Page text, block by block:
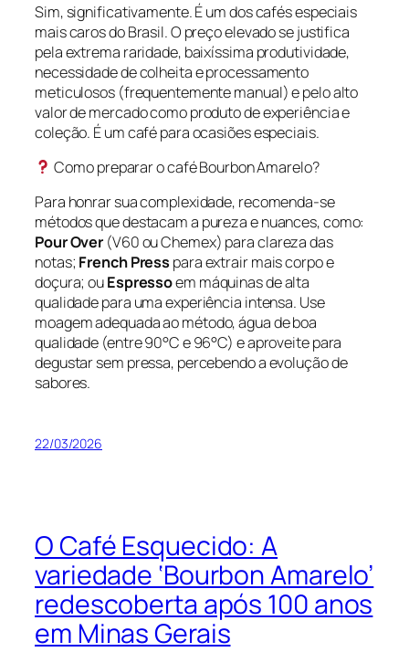
Sim, significativamente. É um dos cafés especiais
mais caros do Brasil. O preço elevado se justifica
pela extrema raridade, baixíssima produtividade,
necessidade de colheita e processamento
meticulosos (frequentemente manual) e pelo alto
valor de mercado como produto de experiência e
coleção. É um café para ocasiões especiais.
Como preparar o café Bourbon Amarelo?
Para honrar sua complexidade, recomenda-se
métodos que destacam a pureza e nuances, como:
Pour Over (V60 ou Chemex) para clareza das
notas; French Press para extrair mais corpo e
doçura; ouEspressoem máquinas de alta
qualidade para uma experiência intensa. Use
moagem adequada ao método, água de boa
qualidade (entre 90°C e 96°C) e aproveite para
degustar sem pressa, percebendo a evolução de
sabores.
22/03/2026
O Café Esquecido: A
variedade ‘Bourbon Amarelo’
redescoberta após 100 anos
em Minas Gerais